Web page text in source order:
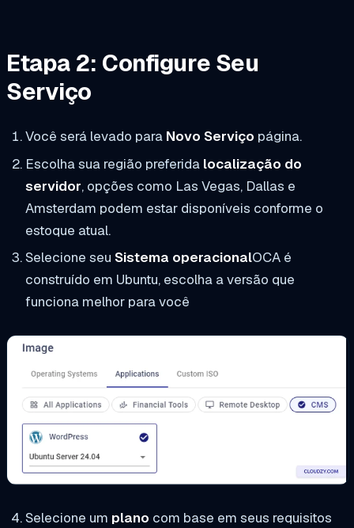
Etapa 2: Configure Seu
Serviço
Você será levado para Novo Serviço página.
Escolha sua região preferida localização do
servidor, opções como Las Vegas, Dallas e
Amsterdam podem estar disponíveis conforme o
estoque atual.
Selecione seu Sistema operacionalOCA é
construído em Ubuntu, escolha a versão que
funciona melhor para você
Selecione um plano com base em seus requisitos